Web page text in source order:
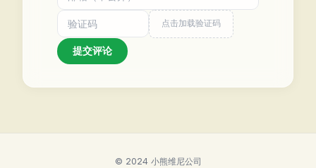
点击加载验证码
提交评论
© 2024 小熊维尼公司